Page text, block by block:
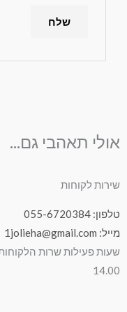
אולי תאהבי גם...
שירות לקוחות
טלפון: 055-6720384
מייל: 1jolieha@gmail.com
14.00